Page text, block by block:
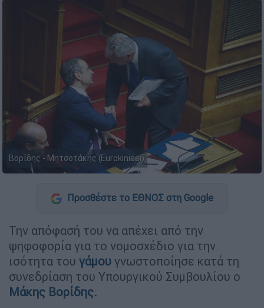
Βορίδης - Μητσοτάκης (Eurokinissi)
Προσθέστε το ΕΘΝΟΣ στη Google
Την απόφασή του να απέχει από την
ψηφοφορία για το νομοσχέδιο για την
ισότητα του γάμου γνωστοποίησε κατά τη
συνεδρίαση του Υπουργικού Συμβουλίου ο
Μάκης Βορίδης.